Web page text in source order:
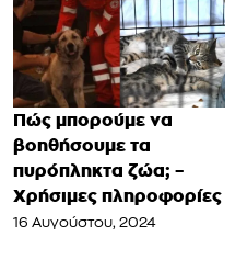
Πώς μπορούμε να
βοηθήσουμε τα
πυρόπληκτα ζώα; –
Χρήσιμες πληροφορίες
16 Αυγούστου, 2024